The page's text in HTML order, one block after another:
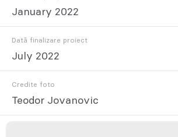
January 2022
Dată finalizare proiect
July 2022
Credite foto
Teodor Jovanovic